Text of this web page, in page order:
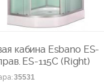
кабина Esbano ES-
ES-115C (Right)
:35531